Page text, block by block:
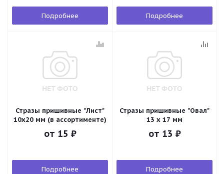
Подробнее Подробнее
Стразы пришивные "Лист"
10х20 мм (в ассортименте)
от 15 ₽
Подробнее
Стразы пришивные "Овал"
13 х 17 мм
от 13 ₽
Подробнее